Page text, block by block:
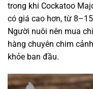
trong khi Cockatoo
có giá cao hơn, từ
Người nuôi nên mua
hàng chuyên chim
khỏe ban đầu.